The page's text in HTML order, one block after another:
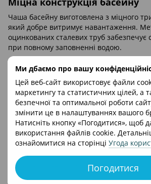
Ми дбаємо про вашу
Цей веб-сайт використовує файли
маркетингу та статистичних цілей, а
безпечної та оптимальної роботи
змінити це в налаштуваннях вашого
Натисніть кнопку «Погодитися», щоб
використання файлів cookie.
ознайомитися на сторінці Угода
Погодитися
Чаша басейну виготовлена з міцного
який добре витримує навантаження.
оцинкованих сталевих труб забезпечує
при повному заповненні водою.
Тришарова чаша
протягом сезону.
Металевий каркас
Оцинковані труби з порошковим
забезпечують довговічність і стійкість
Фільтр-насос у комплекті
Басейн комплектується картриджним
продуктивністю 1136 л/год. Це дозволяє
чистою та прозорою, зменшуючи